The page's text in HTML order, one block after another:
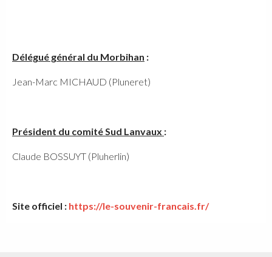
Délégué général du Morbihan :
Jean-Marc MICHAUD (Pluneret)
Président du comité Sud Lanvaux :
Claude BOSSUYT (Pluherlin)
Site officiel : https://le-souvenir-francais.fr/